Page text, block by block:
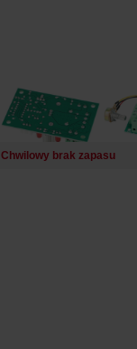
Chwilowy brak zapasu